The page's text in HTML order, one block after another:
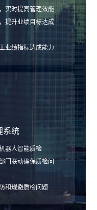
实时提高管理效能
提升业绩目标达成
业绩指标达成能力
系统
器人智能质检
门联动确保质检问
和规避质检问题